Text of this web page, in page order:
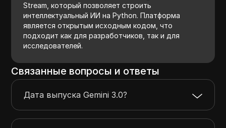
Stream, который позволяет строить
интеллектуальный ИИ на Python. Платформа
является открытым исходным кодом, что
подходит как для разработчиков, так и для
исследователей.
Связанные вопросы и ответы
Дата выпуска Gemini 3.0?